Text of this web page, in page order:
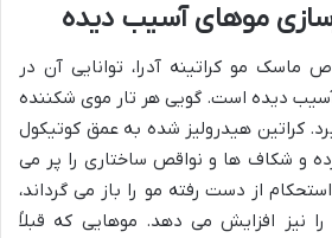
موهای آسیب دیده
ماسک مو کراتینه آدرا، توانایی آن در
دیده است. گویی هر تار موی شکننده
کراتین هیدرولیز شده به عمق کوتیکول
و شکاف ها و نواقص ساختاری را پر می
از دست رفته مو را باز می گرداند،
نیز افزایش می دهد. موهایی که قبلاً